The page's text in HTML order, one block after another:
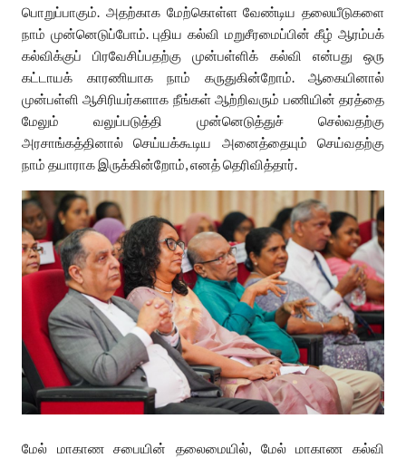
பொறுப்பாகும். அதற்காக மேற்கொள்ள வேண்டிய தலையீடுகளை
நாம் முன்னெடுப்போம். புதிய கல்வி மறுசீரமைப்பின் கீழ் ஆரம்பக்
கல்விக்குப் பிரவேசிப்பதற்கு முன்பள்ளிக் கல்வி என்பது ஒரு
கட்டாயக் காரணியாக நாம் கருதுகின்றோம். ஆகையினால்
முன்பள்ளி ஆசிரியர்களாக நீங்கள் ஆற்றிவரும் பணியின் தரத்தை
மேலும் வலுப்படுத்தி முன்னெடுத்துச் செல்வதற்கு
அரசாங்கத்தினால் செய்யக்கூடிய அனைத்தையும் செய்வதற்கு
நாம் தயாராக இருக்கின்றோம், எனத் தெரிவித்தார்.
மேல் மாகாண சபையின் தலைமையில், மேல் மாகாண கல்வி